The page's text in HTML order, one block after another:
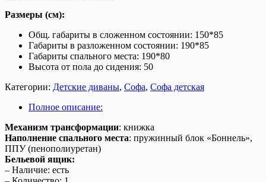
Размеры (см):
Общ. габариты в сложенном состоянии: 150*85
Габариты в разложенном состоянии: 190*85
Габариты спального места: 190*80
Высота от пола до сидения: 50
Категории: Детские диваны, Софа, Софа детская
Полное описание:
Механизм трансформации: книжка
Наполнение спального места: пружинный блок «Боннель»,
ППУ (пенополиуретан)
Бельевой ящик:
– Наличие: есть